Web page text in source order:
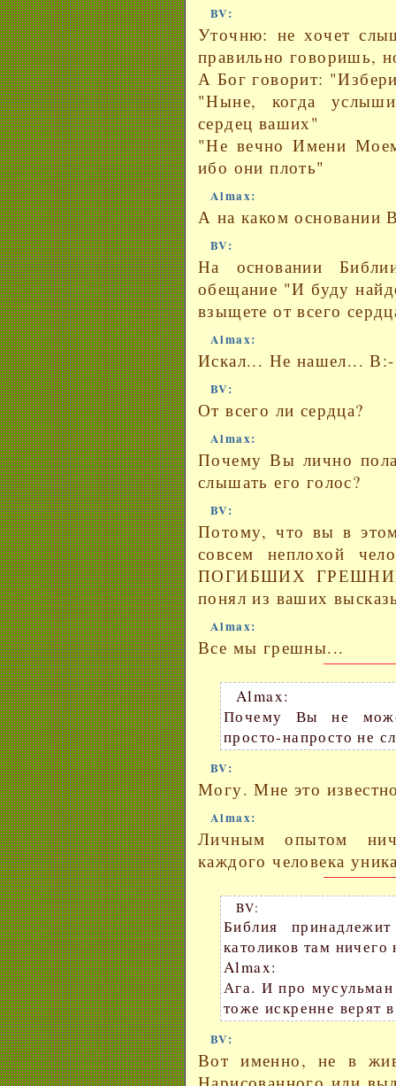
BV:
Уточню: не хочет
правильно говоришь,
А Бог говорит:
"Ныне, когда
сердец ваших"
"Не вечно Имени
ибо они плоть"
Almax:
А на каком основании
BV:
На основании
обещание "И буду
взыщете от всего
Almax:
Искал... Не нашел...
BV:
От всего ли сердца?
Almax:
Почему Вы лично
слышать его голос?
BV:
Потому, что вы в
совсем неплохой
ПОГИБШИХ
понял из ваших
Almax:
Все мы грешны...
Almax:
Почему Вы не
просто-напросто не
BV:
Могу. Мне это
Almax:
Личным опытом
каждого человека
BV:
Библия
католиков там ничего
Almax:
Ага. И про
тоже искренне верят
BV:
Вот именно, не в